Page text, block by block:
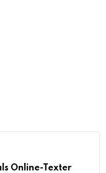
Online-Texter